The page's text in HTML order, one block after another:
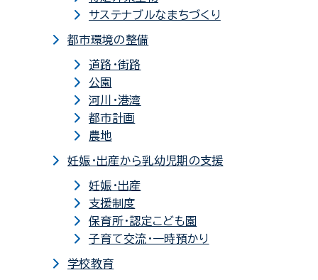
サステナブルなまちづくり
都市環境の整備
道路・街路
公園
河川・港湾
都市計画
農地
妊娠・出産から乳幼児期の支援
妊娠・出産
支援制度
保育所・認定こども園
子育て交流・一時預かり
学校教育